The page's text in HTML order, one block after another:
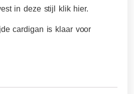
in deze stijl klik hier.
cardigan is klaar voor